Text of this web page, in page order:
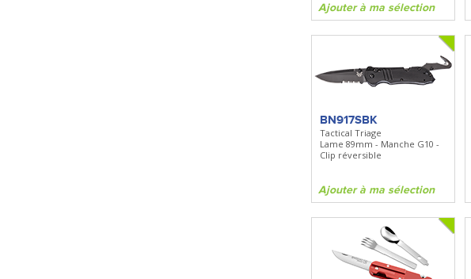
Ajouter à ma sélection
BN917SBK
Tactical Triage
Lame 89mm - Manche G10 -
Clip réversible
Ajouter à ma sélection